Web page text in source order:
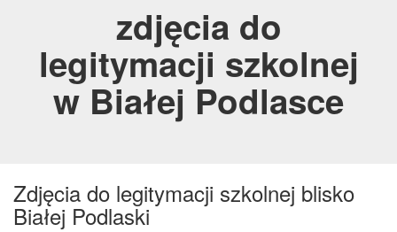
zdjęcia do
legitymacji szkolnej
w Białej Podlasce
Zdjęcia do legitymacji szkolnej blisko
Białej Podlaski